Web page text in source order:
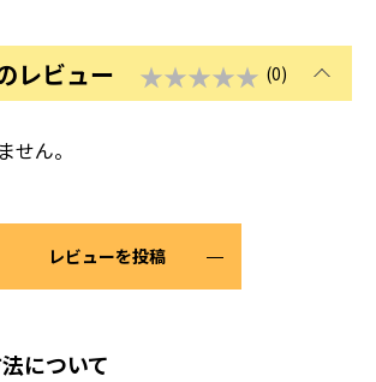
レビュー ★★★★★ (0)
せん。
レビューを投稿
について